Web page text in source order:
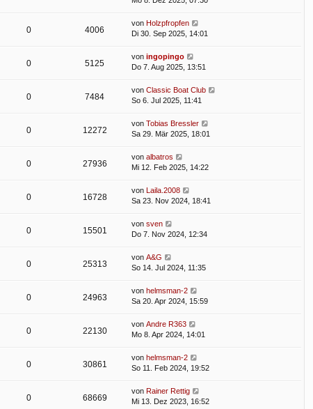
0 4006
von Holzpfropfen
Di 30. Sep 2025, 14:01
0 5125
von ingopingo
Do 7. Aug 2025, 13:51
0 7484
von Classic Boat Club
So 6. Jul 2025, 11:41
0 12272
von Tobias Bressler
Sa 29. Mär 2025, 18:01
0 27936
von albatros
Mi 12. Feb 2025, 14:22
0 16728
von Laila.2008
Sa 23. Nov 2024, 18:41
0 15501
von sven
Do 7. Nov 2024, 12:34
0 25313
von A&G
So 14. Jul 2024, 11:35
0 24963
von helmsman-2
Sa 20. Apr 2024, 15:59
0 22130
von Andre R363
Mo 8. Apr 2024, 14:01
0 30861
von helmsman-2
So 11. Feb 2024, 19:52
0 68669
von Rainer Rettig
Mi 13. Dez 2023, 16:52